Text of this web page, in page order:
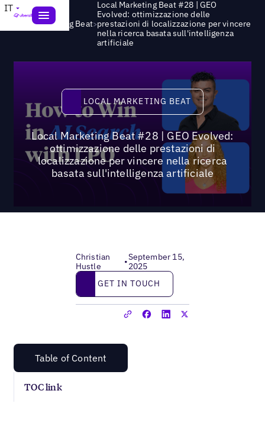
IT
Local Marketing Beat>
Local Marketing Beat #28 | GEO
Evolved: ottimizzazione delle
prestazioni di localizzazione per vincere
nella ricerca basata sull'intelligenza
artificiale
Local Marketing Beat
LOCAL MARKETING BEAT
Local Marketing Beat #28 | GEO Evolved:
ottimizzazione delle prestazioni di
localizzazione per vincere nella ricerca
basata sull'intelligenza artificiale
Christian
Hustle
•September 15,
2025
Get in touch
GET IN TOUCH
Table of Content
TOC link